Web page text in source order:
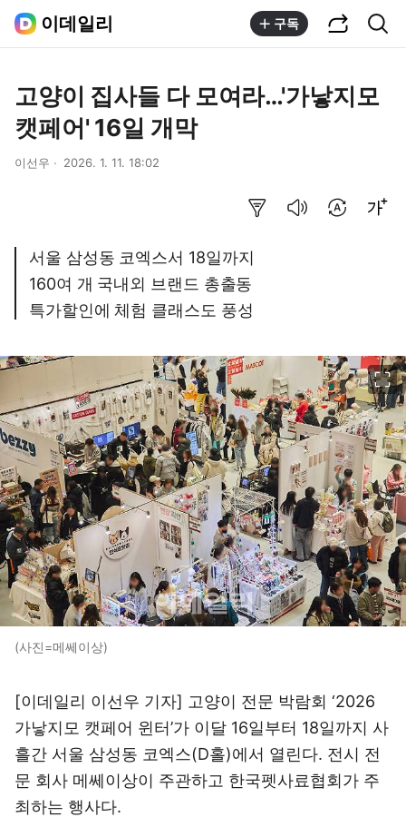
이데일리 구독
고양이 집사들 다 모여라…'가낳지모
캣페어' 16일 개막
이선우 2026. 1. 11. 18:02
서울 삼성동 코엑스서 18일까지
160여 개 국내외 브랜드 총출동
특가할인에 체험 클래스도 풍성
(사진=메쎄이상)
[이데일리 이선우 기자] 고양이 전문 박람회 ‘2026
가낳지모 캣페어 윈터’가 이달 16일부터 18일까지 사
흘간 서울 삼성동 코엑스(D홀)에서 열린다. 전시 전
문 회사 메쎄이상이 주관하고 한국펫사료협회가 주
최하는 행사다.